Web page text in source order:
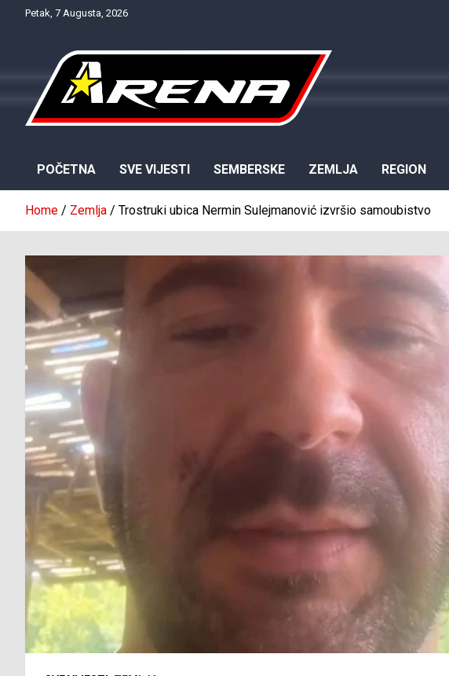
Petak, 7 Augusta, 2026
POČETNA SVE VIJESTI SEMBERSKE ZEMLJA REGION
Home Zemlja Trostruki ubica Nermin Sulejmanović izvršio samoubistvo